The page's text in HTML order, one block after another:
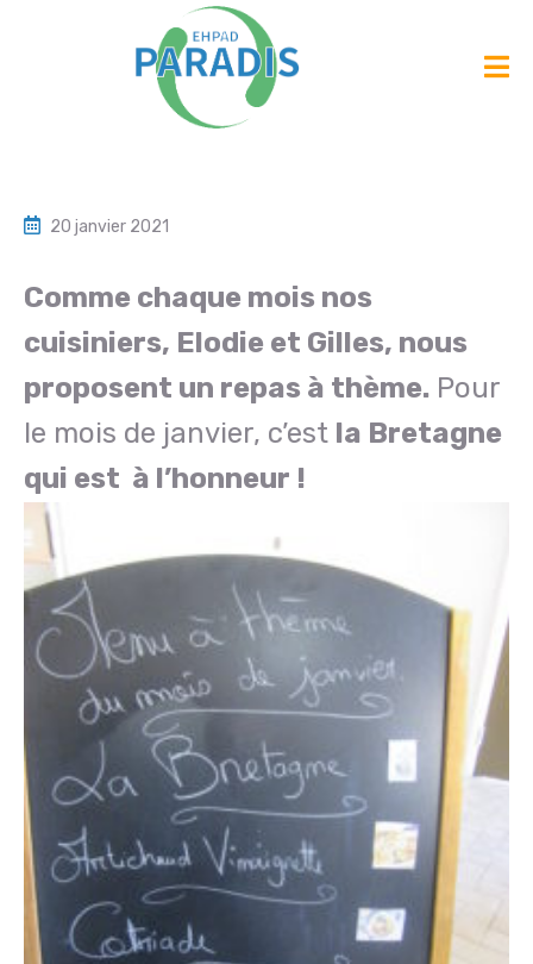
20 janvier 2021
Comme chaque mois nos
cuisiniers, Elodie et Gilles, nous
proposent un repas à thème. Pour
le mois de janvier, c’est la Bretagne
qui est à l’honneur !